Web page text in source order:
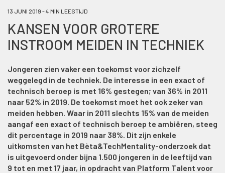
13 JUNI 2019 - 4 MIN LEESTIJD
KANSEN VOOR GROTERE
INSTROOM MEIDEN IN TECHNIEK
Jongeren zien vaker een toekomst voor zichzelf
weggelegd in de techniek. De interesse in een exact of
technisch beroep is met 16% gestegen; van 36% in 2011
naar 52% in 2019. De toekomst moet het ook zeker van
meiden hebben. Waar in 2011 slechts 15% van de meiden
aangaf een exact of technisch beroep te ambiëren, steeg
dit percentage in 2019 naar 38%. Dit zijn enkele
uitkomsten van het Bèta&TechMentality-onderzoek dat
is uitgevoerd onder bijna 1.500 jongeren in de leeftijd van
9 tot en met 17 jaar, in opdracht van Platform Talent voor